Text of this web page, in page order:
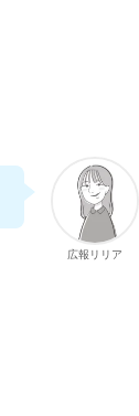
広報リリア